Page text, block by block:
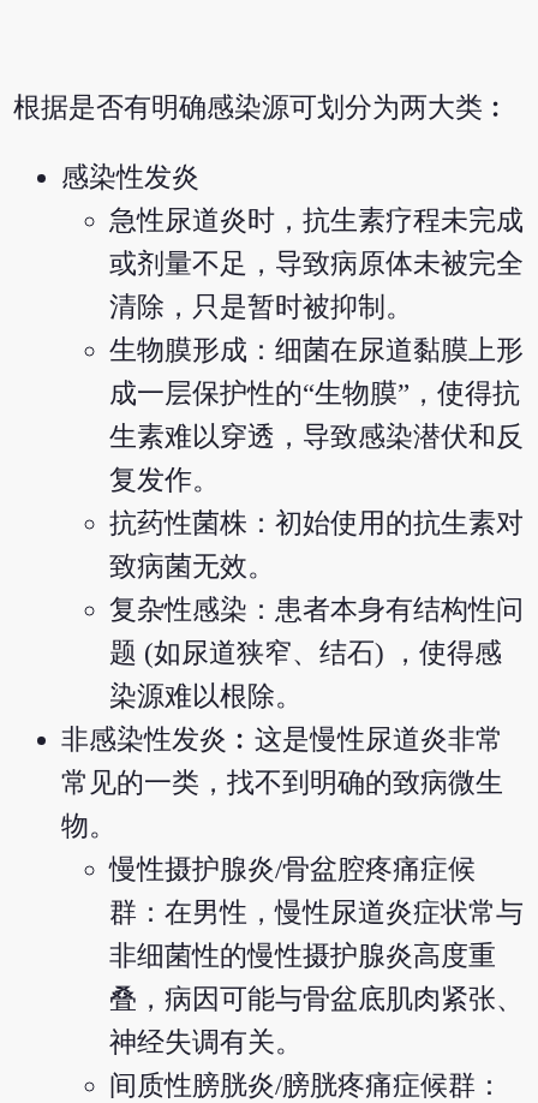
根据是否有明确感染源可划分为两大类︰
感染性发炎
急性尿道炎时，抗生素疗程未完成
或剂量不足，导致病原体未被完全
清除，只是暂时被抑制。
生物膜形成：细菌在尿道黏膜上形
成一层保护性的“生物膜”，使得抗
生素难以穿透，导致感染潜伏和反
复发作。
抗药性菌株：初始使用的抗生素对
致病菌无效。
复杂性感染：患者本身有结构性问
题 (如尿道狭窄、结石) ，使得感
染源难以根除。
非感染性发炎︰这是慢性尿道炎非常
常见的一类，找不到明确的致病微生
物。
慢性摄护腺炎/骨盆腔疼痛症候
群：在男性，慢性尿道炎症状常与
非细菌性的慢性摄护腺炎高度重
叠，病因可能与骨盆底肌肉紧张、
神经失调有关。
间质性膀胱炎/膀胱疼痛症候群：